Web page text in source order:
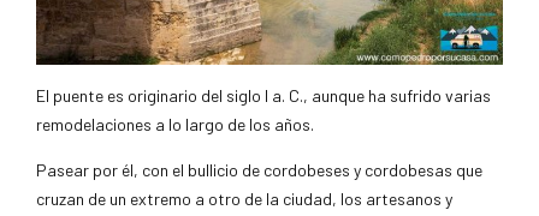
El puente es originario del siglo I a. C., aunque ha sufrido varias
remodelaciones a lo largo de los años.
Pasear por él, con el bullicio de cordobeses y cordobesas que
cruzan de un extremo a otro de la ciudad, los artesanos y